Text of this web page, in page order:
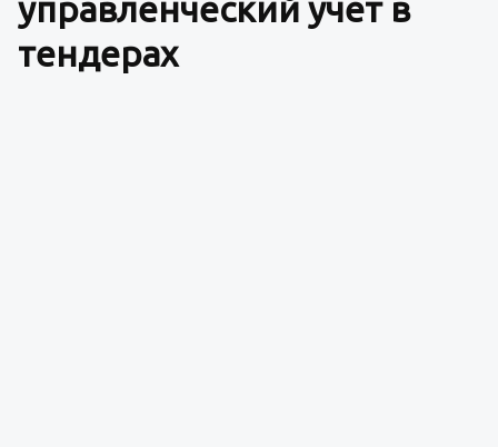
управленческий учет в
тендерах